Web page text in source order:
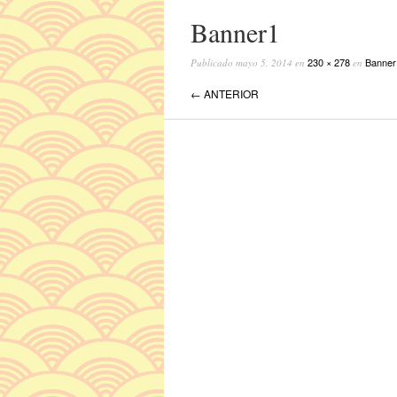
Banner1
Publicado mayo 5, 2014 en 230 × 278en
← ANTERIOR